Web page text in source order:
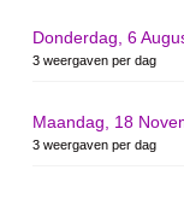
Donderdag, 6
3 weergaven per dag
Maandag, 18
3 weergaven per dag